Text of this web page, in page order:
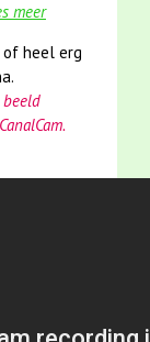
meer
heel erg